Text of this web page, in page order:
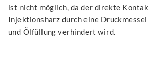
ist nicht möglich, da der direkte
Injektionsharz durch eine
und Ölfüllung verhindert wird.